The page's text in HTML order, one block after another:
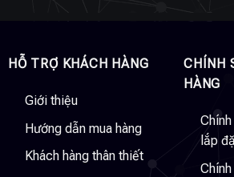
HỖ TRỢ KHÁCH HÀNG
Giới thiệu
Hướng dẫn mua hàng
Khách hàng thân thiết
CHÍNH
HÀNG
lắp